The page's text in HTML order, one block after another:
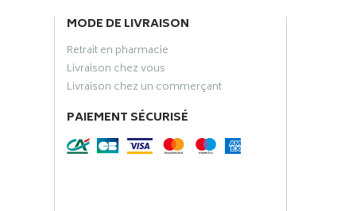
MODE DE LIVRAISON
Retrait en pharmacie
Livraison chez vous
Livraison chez un commerçant
PAIEMENT SÉCURISÉ